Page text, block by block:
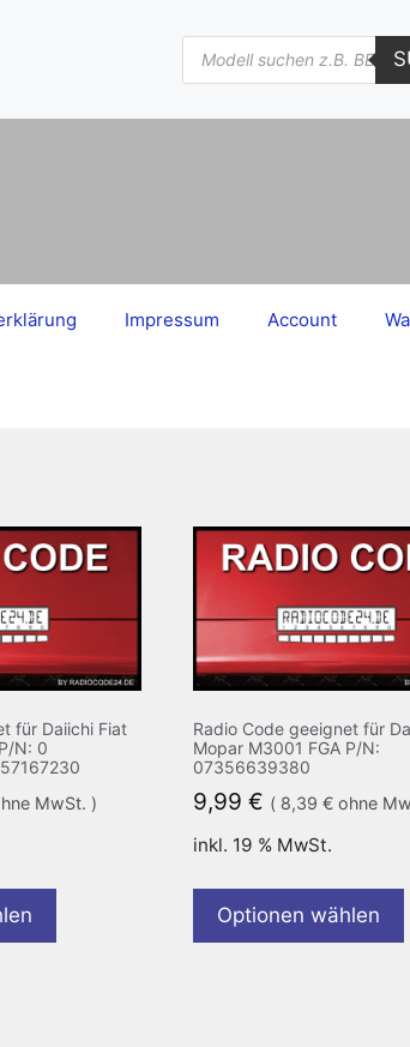
Products
search
Impressum Account
für Daiichi Fiat
N: 0
MwSt. )
Radio Code geeignet für
Mopar M3001 FGA P/N:
07356639380
9,99 € ( 8,39 €ohne
inkl. 19 % MwSt.
Optionen wählen